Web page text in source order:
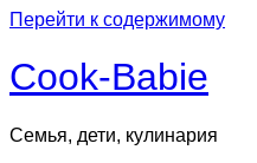
Перейти к содержимому
Cook-Babie
Семья, дети, кулинария